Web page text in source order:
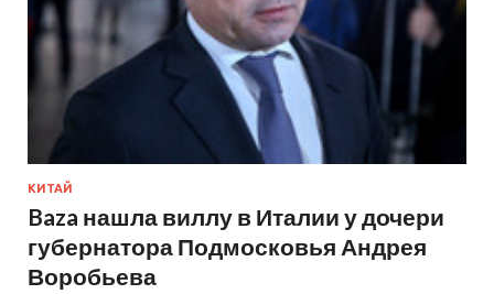
КИТАЙ
Baza нашла виллу в Италии у дочери
губернатора Подмосковья Андрея
Воробьева